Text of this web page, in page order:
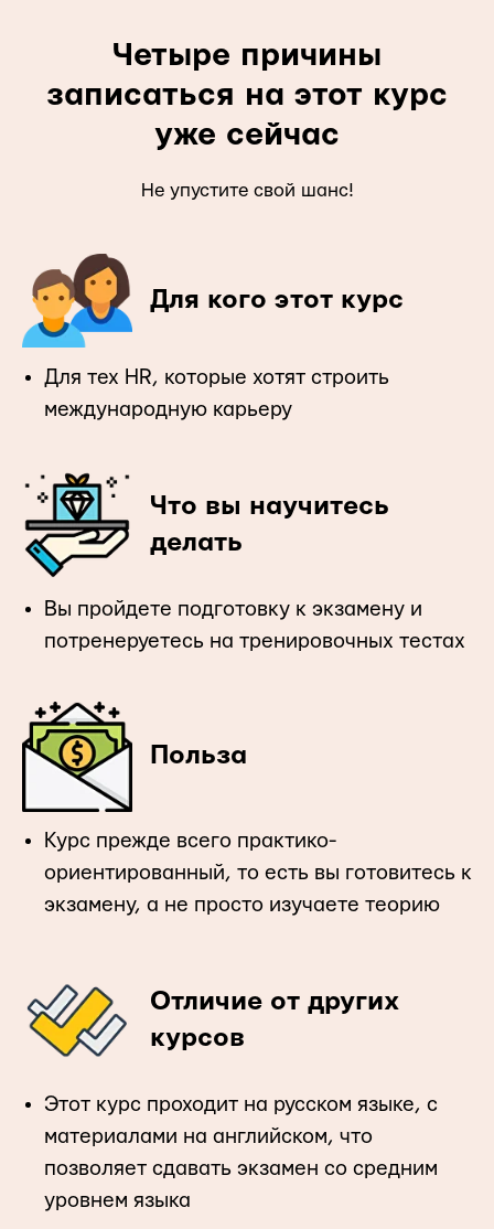
Четыре причины
записаться на этот курс
уже сейчас
Не упустите свой шанс!
Для кого этот курс
Для тех HR, которые хотят строить
международную карьеру
Что вы научитесь
делать
Вы пройдете подготовку к экзамену и
потренеруетесь на тренировочных тестах
Польза
Курс прежде всего практико-
ориентированный, то есть вы готовитесь к
экзамену, а не просто изучаете теорию
Отличие от других
курсов
Этот курс проходит на русском языке, с
материалами на английском, что
позволяет сдавать экзамен со средним
уровнем языка